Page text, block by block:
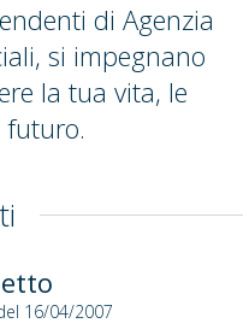
di Agenzia
si impegnano
la tua vita, le
futuro.
16/04/2007